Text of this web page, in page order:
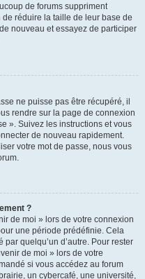
de forums suppriment
réduire la taille de leur base de
nouveau et essayez de participer
ne puisse pas être récupéré, il
rendre sur la page de connexion
». Suivez les instructions et vous
de nouveau rapidement.
votre mot de passe, nous vous
?
de moi » lors de votre connexion
une période prédéfinie. Cela
quelqu’un d’autre. Pour rester
de moi » lors de votre
si vous accédez au forum
un cybercafé, une université,